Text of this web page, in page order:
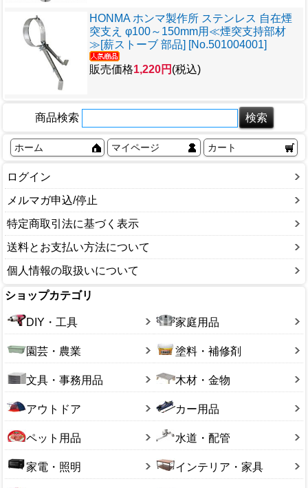
HONMA ホンマ製作所 ステンレス 自在煙
突支え φ100～150mm用≪煙突支持部材
≫[薪ストーブ 部品] [No.501004001]
販売価格1,220円 (税込)
商品検索
ホーム マイページ カート
ログイン
メルマガ申込/停止
特定商取引法に基づく表示
送料とお支払い方法について
個人情報の取扱いについて
ショップカテゴリ
DIY・工具 家庭用品
園芸・農業 塗料・補修剤
文具・事務用品 木材・金物
アウトドア カー用品
ペット用品 水道・配管
家電・照明 インテリア・家具